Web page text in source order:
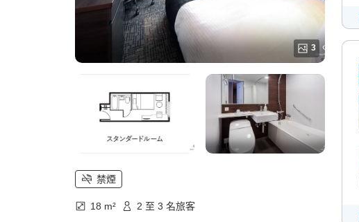
3
禁煙
18 m² 2 至 3 名旅客